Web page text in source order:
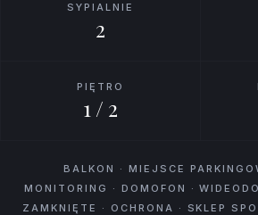
SYPIALNIE
2
PIĘTRO
1 / 2
BALKON · MIEJSCE
MONITORING · DOMOFON ·
ZAMKNIĘTE · OCHRONA · SKLEP